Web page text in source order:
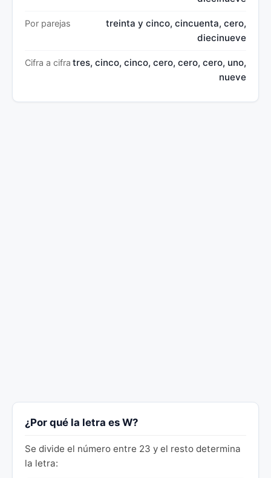
Por parejas
treinta y cinco, cincuenta, cero,
diecinueve
Cifra a cifra tres, cinco, cinco, cero, cero, cero, uno,
nueve
¿Por qué la letra es W?
Se divide el número entre 23 y el resto determina
la letra: